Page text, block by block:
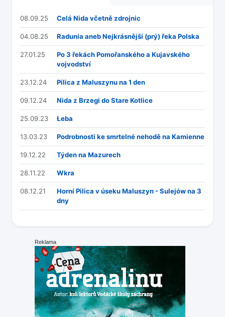
08.09.25 Celá Nida včetně zdrojnic
04.08.25 Radunia aneb Nejkrásnější (prý) řeka Polska
27.01.25
Po 3 řekách Pomořanského a Kujavského
vojvodství
23.12.24 Pilica z Maluszynu na 1 den
09.12.24 Nida z Brzegi do Stare Kotlice
25.09.23 Łeba
13.03.23 Podrobnosti ke smrtelné nehodě na Kamienne
19.12.22 Týden na Mazurech
28.11.22 Wkra
08.12.21
Horní Pilica v úseku Maluszyn - Sulejów na 3
dny
Reklama